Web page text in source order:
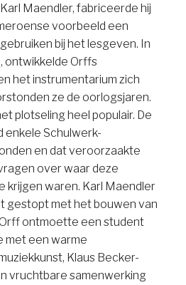
Maendler, fabriceerde hij
voorbeeld een
bij het lesgeven. In
ontwikkelde Orffs
het instrumentarium zich
ze de oorlogsjaren.
plotseling heel populair. De
enkele Schulwerk-
en dat veroorzaakte
over waar deze
krijgen waren. Karl Maendler
gestopt met het bouwen van
ontmoette een student
met een warme
Klaus Becker-
vruchtbare samenwerking